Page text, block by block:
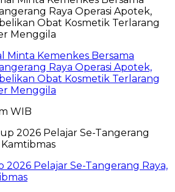
Minta Kemenkes Bersama
Raya Operasi Apotek,
Obat Kosmetik Terlarang
Menggila
WIB
2026 Pelajar Se-Tangerang Raya,